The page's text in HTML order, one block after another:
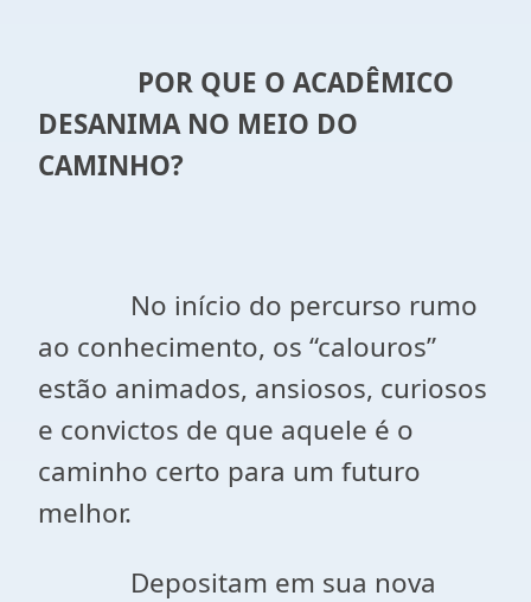
POR QUE O ACADÊMICO
DESANIMA NO MEIO DO
CAMINHO?
No início do percurso rumo
ao conhecimento, os “calouros”
estão animados, ansiosos, curiosos
e convictos de que aquele é o
caminho certo para um futuro
melhor.
Depositam em sua nova